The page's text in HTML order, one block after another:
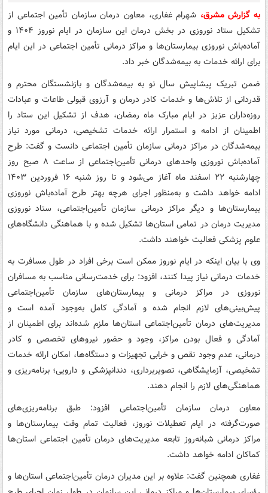
به گزارش مشرق، شهرام غفاری، معاون درمان سازمان تأمین اجتماعی از
تشکیل ستاد نوروزی در بخش درمان این سازمان در ایام نوروز ۱۴۰۴ و
آماده‌باش نوروزی بیمارستان‌ها و مراکز درمانی تأمین اجتماعی در این ایام
برای ارائه خدمات به بیمه‌شدگان خبر داد.
ضمن تبریک پیشاپیش سال نو به بیمه‌شدگان و بازنشستگان محترم و
قدردانی از تلاش‌ها و خدمات کادر درمان و آرزوی قبولی طاعات و عبادات
روزه‌داران عزیز در ایام مبارک ماه رمضان، هدف از تشکیل این ستاد را
اطمینان از ادامه و استمرار ارائه خدمات تشخیصی، درمانی مورد نیاز
بیمه‌شدگان در مراکز درمانی سازمان تأمین اجتماعی دانست و گفت: طرح
آماده‌باش نوروزی واحدهای درمانی تأمین‌اجتماعی از ساعت ۸ صبح روز
چهارشنبه ۲۲ اسفند ماه آغاز می‌شود و تا روز شنبه ۱۶ فروردین ۱۴۰۳
ادامه خواهد داشت و به‌منظور اجرای هرچه بهتر طرح آماده‌باش نوروزی
بیمارستان‌ها و دیگر مراکز درمانی سازمان تأمین‌اجتماعی، ستاد نوروزی
مدیریت درمان در تمامی استان‌ها تشکیل شده و با هماهنگی دانشگاه‌های
علوم پزشکی فعالیت خواهند داشت.
وی با بیان اینکه در ایام نوروز ممکن است برخی افراد در طول مسافرت به
خدمات درمانی نیاز پیدا کنند، افزود: برای خدمت‌رسانی مناسب به مسافران
نوروزی در مراکز درمانی و بیمارستان‌های سازمان تأمین‌اجتماعی
پیش‌بینی‌های لازم انجام شده و آمادگی کامل به‌وجود آمده است و
مدیریت‌های درمان تأمین‌اجتماعی استان‌ها ملزم شده‌اند برای اطمینان از
آمادگی و فعال بودن مراکز، وجود و حضور نیروهای تخصصی و کادر
درمانی، عدم وجود نقص و خرابی تجهیزات و دستگاه‌ها، امکان ارائه خدمات
تشخیصی، آزمایشگاهی، تصویربرداری، دندانپزشکی و دارویی؛ برنامه‌ریزی و
هماهنگی‌های لازم را انجام دهند.
معاون درمان سازمان تأمین‌اجتماعی افزود: طبق برنامه‌ریزی‌های
صورت‌گرفته در ایام تعطیلات نوروز، فعالیت تمام وقت بیمارستان‌ها و
مراکز درمانی شبانه‌روز تابعه مدیریت‌های درمان تأمین اجتماعی استان‌ها
کماکان ادامه خواهد داشت.
غفاری همچنین گفت: علاوه بر این مدیران درمان تأمین‌اجتماعی استان‌ها و